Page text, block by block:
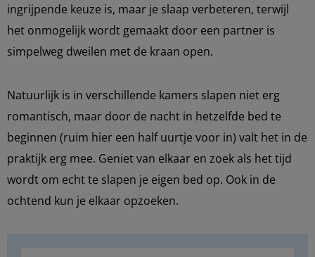
ingrijpende keuze is, maar je slaap verbeteren, terwijl
het onmogelijk wordt gemaakt door een partner is
simpelweg dweilen met de kraan open.
Natuurlijk is in verschillende kamers slapen niet erg
romantisch, maar door de nacht in hetzelfde bed te
beginnen (ruim hier een half uurtje voor in) valt het in de
praktijk erg mee. Geniet van elkaar en zoek als het tijd
wordt om echt te slapen je eigen bed op. Ook in de
ochtend kun je elkaar opzoeken.